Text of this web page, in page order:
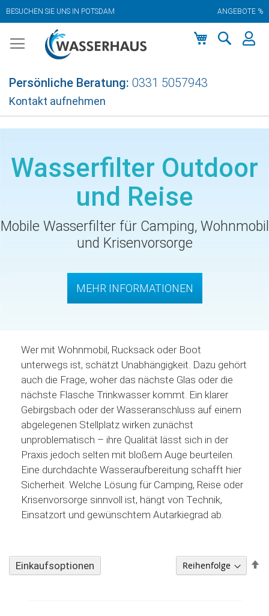
BESUCHEN SIE UNS IN POTSDAM ANGEBOTE %
Inhalt
Persönliche Beratung: 0331 5057943
Kontakt aufnehmen
Wasserfilter Outdoor
und Reise
Mobile Wasserfilter für Camping, Wohnmobil
und Krisenvorsorge
MEHR INFORMATIONEN
Wer mit Wohnmobil, Rucksack oder Boot
unterwegs ist, schätzt Unabhängigkeit. Dazu gehört
auch die Frage, woher das nächste Glas oder die
nächste Flasche Trinkwasser kommt. Ein klarer
Gebirgsbach oder der Wasseranschluss auf einem
abgelegenen Stellplatz wirken zunächst
unproblematisch – ihre Qualität lässt sich in der
Praxis jedoch selten mit bloßem Auge beurteilen.
Eine durchdachte Wasseraufbereitung schafft hier
Sicherheit. Welche Lösung für Camping, Reise oder
Krisenvorsorge sinnvoll ist, hängt von Technik,
Einsatzort und gewünschtem Autarkiegrad ab.
Einkaufsoptionen